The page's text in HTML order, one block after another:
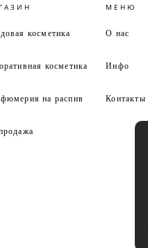
косметика
косметика
на распив
МЕНЮ
О нас
Инфо
Контакты